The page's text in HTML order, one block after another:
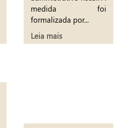
medida foi
formalizada por...
Leia mais